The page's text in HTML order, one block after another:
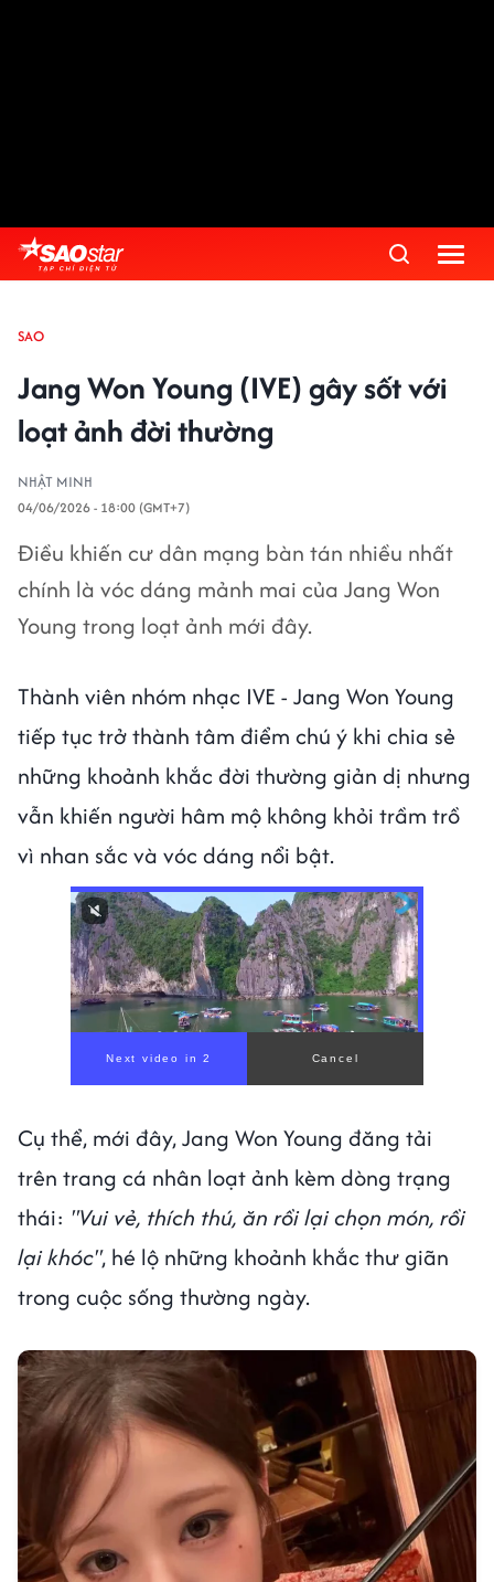
SAO
Jang Won Young (IVE) gây sốt với
loạt ảnh đời thường
NHẬT MINH
04/06/2026 - 18:00 (GMT+7)
Điều khiến cư dân mạng bàn tán nhiều nhất
chính là vóc dáng mảnh mai của Jang Won
Young trong loạt ảnh mới đây.
Thành viên nhóm nhạc IVE - Jang Won Young
tiếp tục trở thành tâm điểm chú ý khi chia sẻ
những khoảnh khắc đời thường giản dị nhưng
vẫn khiến người hâm mộ không khỏi trầm trồ
vì nhan sắc và vóc dáng nổi bật.
Cụ thể, mới đây, Jang Won Young đăng tải
trên trang cá nhân loạt ảnh kèm dòng trạng
thái: "Vui vẻ, thích thú, ăn rồi lại chọn món, rồi
lại khóc", hé lộ những khoảnh khắc thư giãn
trong cuộc sống thường ngày.